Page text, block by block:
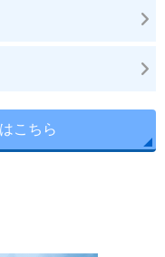
こちら